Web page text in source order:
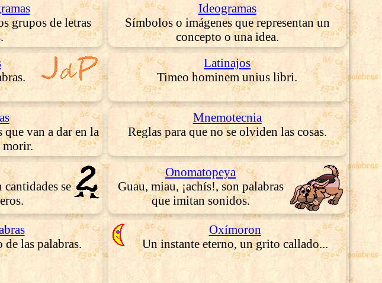
grupos de letras
Ideogramas
Símbolos o imágenes que representan un
concepto o una idea.
Latinajos
Timeo hominem unius libri.
van a dar en la
morir.
Mnemotecnia
Reglas para que no se olviden las cosas.
cantidades se
Onomatopeya
Guau, miau, ¡achís!, son palabras
que imitan sonidos.
las palabras.
Oxímoron
Un instante eterno, un grito callado...